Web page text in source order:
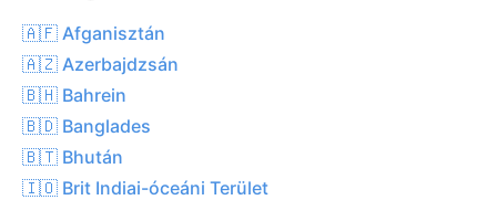
🇦🇫 Afganisztán
🇦🇿 Azerbajdzsán
🇧🇭 Bahrein
🇧🇩 Banglades
🇧🇹 Bhután
🇮🇴 Brit Indiai-óceáni Terület